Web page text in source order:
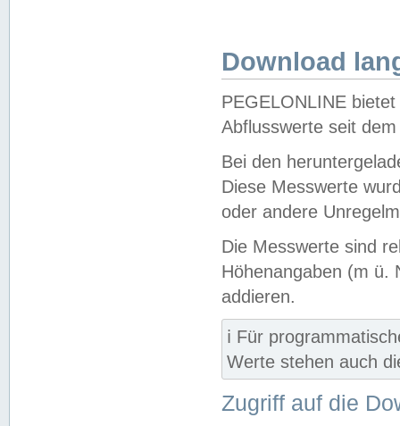
Download
PEGELONLINE
Abflusswerte seit
Bei den
Diese Messwerte
oder andere
Die Messwerte sind
Höhenangaben (m ü.
addieren.
ℹ️ Für
Werte stehen auch
Zugriff auf die